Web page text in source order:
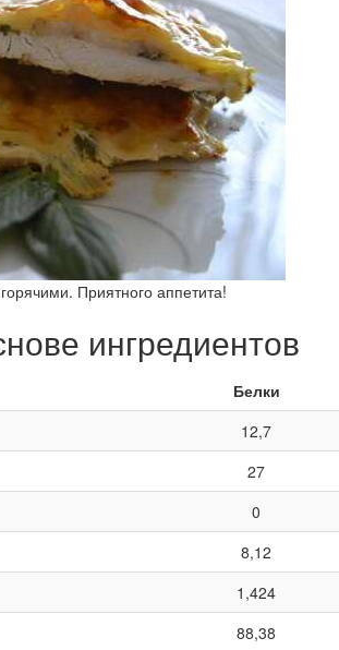
Приятного аппетита!
ингредиентов
Белки
12,7
27
0
8,12
1,424
88,38